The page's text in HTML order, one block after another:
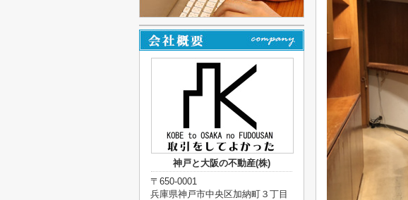
神戸と大阪の不動産(株)
〒650-0001
兵庫県神戸市中央区加納町３丁目